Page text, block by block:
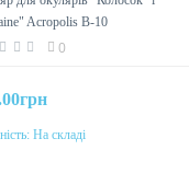
Acropolis В-10
0
До кошика
На складі